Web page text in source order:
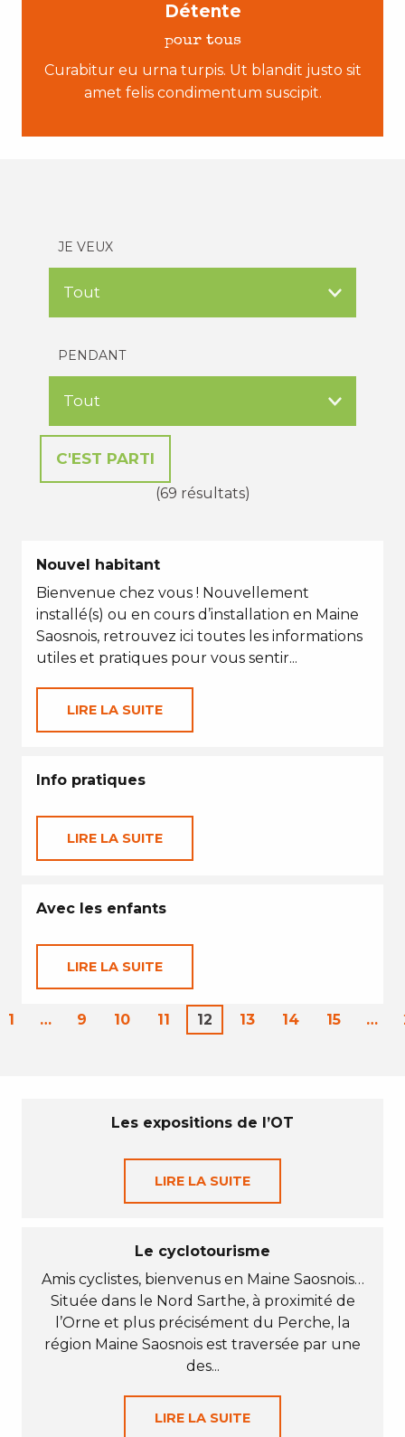
Détente
pour tous
Curabitur eu urna turpis. Ut blandit justo sit
amet felis condimentum suscipit.
JE VEUX
PENDANT
(69 résultats)
Nouvel habitant
Bienvenue chez vous ! Nouvellement
installé(s) ou en cours d’installation en Maine
Saosnois, retrouvez ici toutes les informations
utiles et pratiques pour vous sentir...
LIRE LA SUITE
Info pratiques
LIRE LA SUITE
Avec les enfants
LIRE LA SUITE
1 … 9 10 11 12 13 14 15 …
Les expositions de l’OT
LIRE LA SUITE
Le cyclotourisme
Amis cyclistes, bienvenus en Maine Saosnois…
Située dans le Nord Sarthe, à proximité de
l’Orne et plus précisément du Perche, la
région Maine Saosnois est traversée par une
des...
LIRE LA SUITE